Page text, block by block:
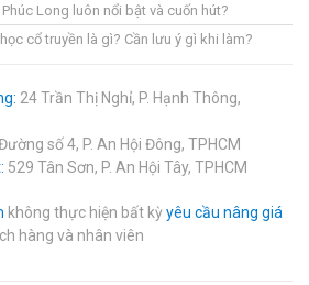
Long luôn nổi bật và cuốn hút?
cổ truyền là gì? Cần lưu ý gì khi làm?
24 Trần Thị Nghỉ, P. Hạnh Thông,
số 4, P. An Hội Đông, TPHCM
529 Tân Sơn, P. An Hội Tây, TPHCM
không thực hiện bất kỳyêu cầu nâng giá
hàng và nhân viên